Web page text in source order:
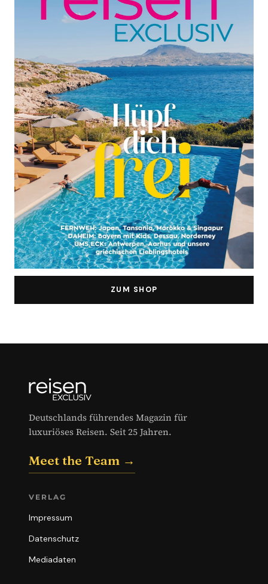
ZUM SHOP
Deutschlands führendes Magazin für
luxuriöses Reisen. Seit 25 Jahren.
Meet the Team →
VERLAG
Impressum
Datenschutz
Mediadaten